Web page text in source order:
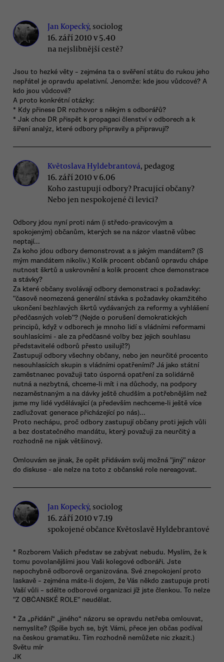
Jan Kopecký, sociolog
16. září 2010 v 5.40
na nejslibnější cestě?
Jsou to hezké věty – zejména ta o svěření státu do rukou jeho
nepřátel je opravdu apelativní. Jenomže: kde jsou vůdcové? A
kdo jsou vůdcové?
A proto konkrétní otázky:
* Kdy přinese DR rozhovor s někým s odborářů?
* Jak chce DR přispět k propagaci členství v odborech a k
šíření analýz, které odbory připravily a připravují?
Květoslava Hyldebrantová, pedagog
16. září 2010 v 6.06
Koho zastupují odbory? Pracující občany?
Nebo jen nespokojené či levici?
Odbory jdou nyní proti nám (i středo-pravicovým a
spokojeným) občanům, kterých se na názor vlastně vůbec
neptají...
Za koho jdou odbory demonstrovat a s jakým mandátem? (S
mým mandátem nikoliv.) Kolik procent občanů opravdu chápe
nutnost škrtů a uskrovnění a kolik procent chce demonstrace
a stávky?
Za které občany svolávají odbory demonstraci s požadavky:
"časově neomezená generální stávka s požadavky okamžitého
ukončení bezhlavých škrtů vydávaných za reformy a vyhlášení
předčasných voleb"? (Nejde o porušení demokratických
principů, když v odborech je mnoho lidí s vládními reformami
souhlasícími - ale za předčasné volby bez jejich souhlasu
představitelé odborů přesto usilují!?)
Zastupují odbory všechny občany, nebo jen neurčité procento
nesouhlasících skupin s vládními opatřeními? Já jako státní
zaměstnanec považuji tato úsporná opatření za solidárně
nutná a nezbytná, chceme-li mít i na důchody, na podpory
nezaměstnaným a na dávky ještě chudším a potřebnějším než
jsme my lidé vydělávající (a především nechceme-li ještě více
zadlužovat generace přicházející po nás)...
Proto nechápu, proč odbory zastupují občany proti jejich vůli
a bez dostatečného mandátu, který považuji za neurčitý a
rozhodně ne nijak většinový.
Omlouvám se jinak, že opět přidávám svůj možná "jiný" názor
do diskuse - ale nelze na toto z občanské role nereagovat.
Jan Kopecký, sociolog
16. září 2010 v 7.19
spokojené občance Květoslavě Hyldebrantové
* Rozborem Vašich představ se zabývat nebudu. Myslím, že k
tomu povolanějšími jsou Vaši kolegové odboráři. Jste
nepochybně odborově organizována. Své znepokojení proto
laskavě – zejména máte-li dojem, že Vás někdo zastupuje proti
Vaší vůli – sdělte odborové organizaci jíž jste členkou. To nelze
"Z OBČANSKÉ ROLE" neudělat.
* Za „přidání“ „jiného“ názoru se opravdu netřeba omlouvat,
nemyslíte? (Spíše bych se, být Vámi, přece jen občas podíval
na českou gramatiku. Tím rozhodně nemůžete nic zkazit.)
Světu mír
JK